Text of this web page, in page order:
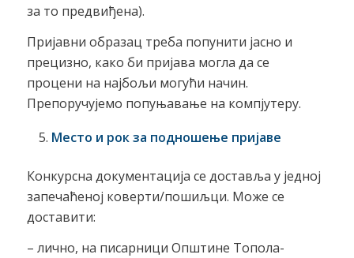
за то предвиђена).
Пријавни образац треба попунити јасно и
прецизно, како би пријава могла да се
процени на најбољи могући начин.
Препоручујемо попуњавање на компјутеру.
Место и рок за подношење пријаве
Конкурсна документација се доставља у једној
запечаћеној коверти/пошиљци. Може се
доставити:
– лично, на писарници Општине Топола-